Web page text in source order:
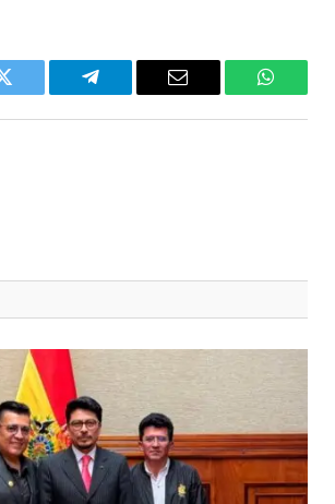
Twitter Telegram Email